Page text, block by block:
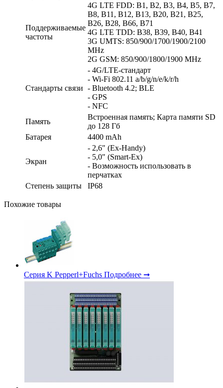
Поддерживаемые
частоты
4G LTE FDD: B1, B2, B3, B4, B5, B7,
B8, B11, B12, B13, B20, B21, B25,
B26, B28, B66, B71
4G LTE TDD: B38, B39, B40, B41
3G UMTS: 850/900/1700/1900/2100
MHz
2G GSM: 850/900/1800/1900 MHz
Стандарты связи
- 4G/LTE-стандарт
- Wi-Fi 802.11 a/b/g/n/e/k/r/h
- Bluetooth 4.2; BLE
- GPS
- NFC
Память
Встроенная память; Карта памяти SD
до 128 Гб
Батарея
4400 mAh
Экран
- 2,6" (Ex-Handy)
- 5,0" (Smart-Ex)
- Возможность использовать в
перчатках
Степень защиты
IP68
Похожие товары
Серия K Pepperl+Fuchs Подробнее ➞